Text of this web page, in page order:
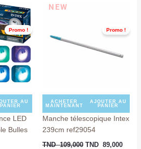
Promo !
AU
PANIER
LED
Bulles
:
prix
actuel
est :
TND
149,000.
NEW
Promo !
ACHETER
MAINTENANT
AJOUTER AU
PANIER
Manche télescopique Intex
239cm ref29054
TND109,000
109,000.
TND 89,000
est :
TND